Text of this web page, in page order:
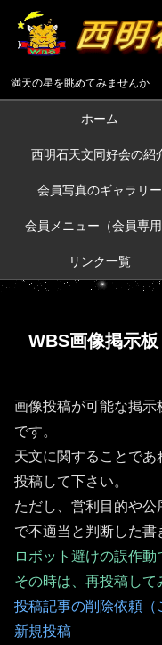
満天の星を眺めてみませんか
ホーム
西明石天文同好会の紹
会員写真のギャラリー
会員メニュー（会員専用
リンク一覧
WBS画像掲示板
画像投稿が可能な掲
です。
天文に関することで
投稿して下さい。
ただし、営利目的や
で不適当と判断した書
ロボット避けの誤作動
その時は、再投稿して
投稿記事の削除依頼（
新規投稿